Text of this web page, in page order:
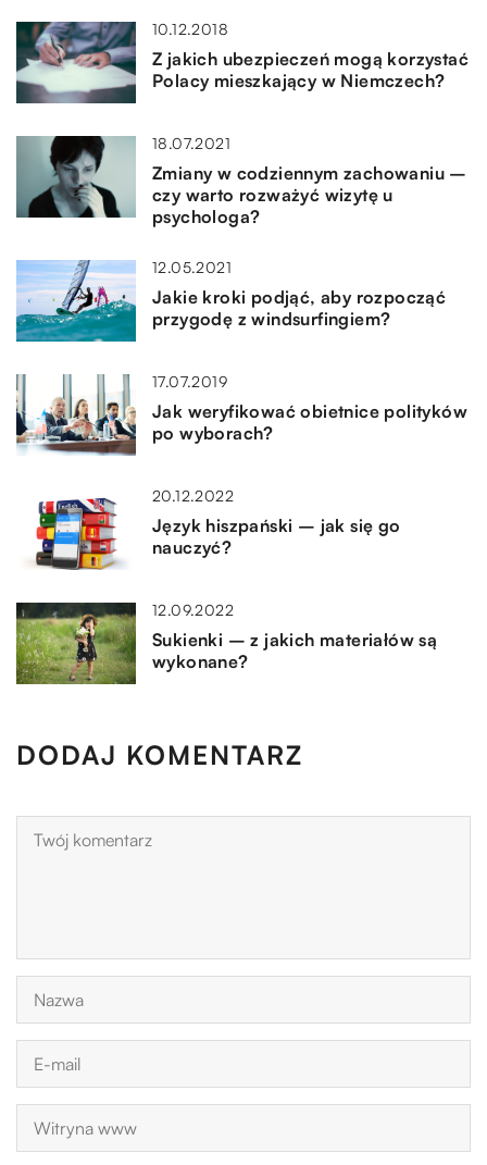
10.12.2018
Z jakich ubezpieczeń mogą korzystać
Polacy mieszkający w Niemczech?
18.07.2021
Zmiany w codziennym zachowaniu –
czy warto rozważyć wizytę u
psychologa?
12.05.2021
Jakie kroki podjąć, aby rozpocząć
przygodę z windsurfingiem?
17.07.2019
Jak weryfikować obietnice polityków
po wyborach?
20.12.2022
Język hiszpański – jak się go
nauczyć?
12.09.2022
Sukienki – z jakich materiałów są
wykonane?
DODAJ KOMENTARZ